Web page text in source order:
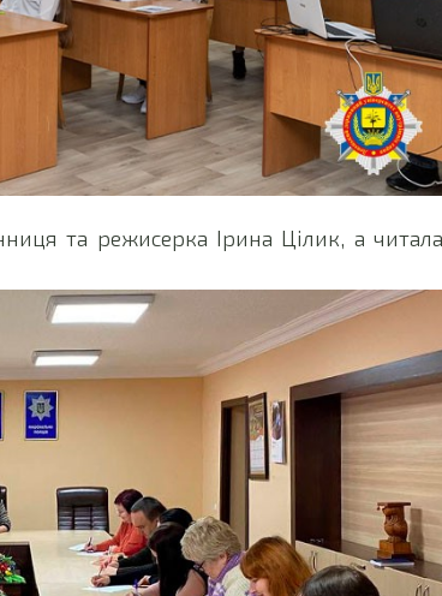
та режисерка Ірина Цілик, а читала